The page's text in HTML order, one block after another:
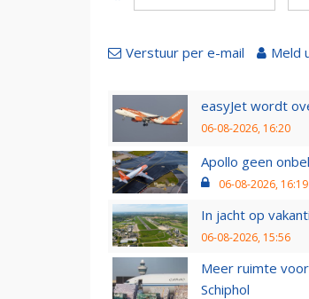
Verstuur per e-mail Meld
easyJet wordt
06-08-2026, 16:20
Apollo geen
06-08-2026, 16:19
In jacht op
06-08-2026, 15:56
Meer ruimte
Schiphol